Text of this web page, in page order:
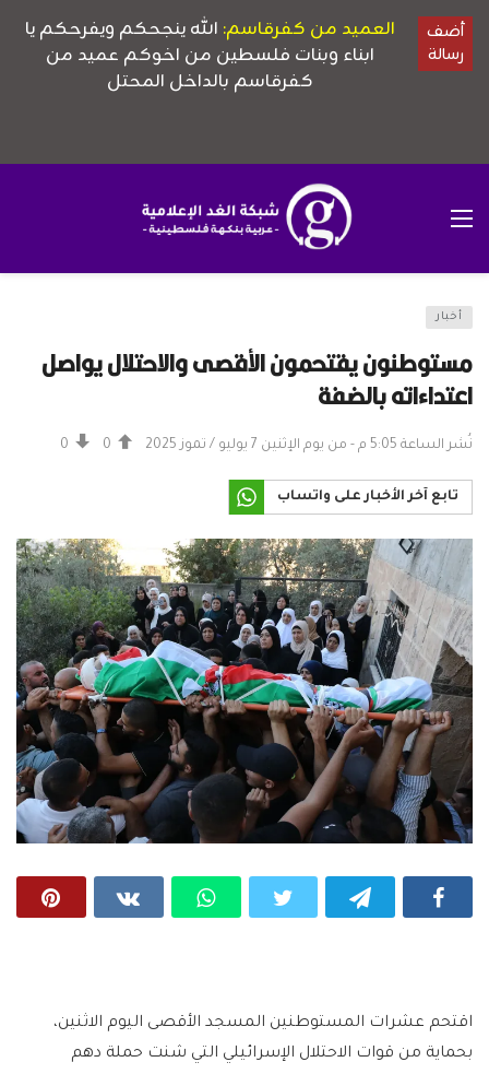
أخبار
مستوطنون يقتحمون الأقصى والاحتلال يواصل
اعتداءاته بالضفة
نُشر الساعة 5:05 م - من يوم الإثنين 7 يوليو / تموز 2025 0
0
تابع آخر الأخبار على واتساب
اقتحم عشرات المستوطنين المسجد الأقصى اليوم الاثنين،
بحماية من قوات الاحتلال الإسرائيلي التي شنت حملة دهم